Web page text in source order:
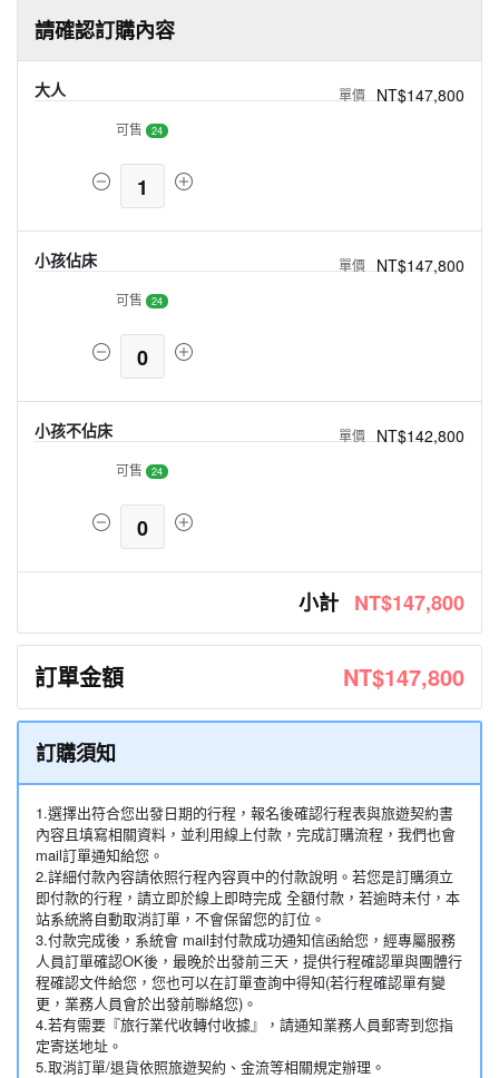
請確認訂購內容
大人 NT$147,800
可售 24
1
小孩佔床 NT$147,800
可售 24
0
小孩不佔床 NT$142,800
可售 24
0
小計 NT$147,800
訂單金額 NT$147,800
訂購須知
1.選擇出符合您出發日期的行程，報名後確認行程表與旅遊契約書
內容且填寫相關資料，並利用線上付款，完成訂購流程，我們也會
mail訂單通知給您。
2.詳細付款內容請依照行程內容頁中的付款說明。若您是訂購須立
即付款的行程，請立即於線上即時完成 全額付款，若逾時未付，本
站系統將自動取消訂單，不會保留您的訂位。
3.付款完成後，系統會 mail封付款成功通知信函給您，經專屬服務
人員訂單確認OK後，最晚於出發前三天，提供行程確認單與團體行
程確認文件給您，您也可以在訂單查詢中得知(若行程確認單有變
更，業務人員會於出發前聯絡您)。
4.若有需要『旅行業代收轉付收據』，請通知業務人員郵寄到您指
定寄送地址。
5.取消訂單/退貨依照旅遊契約、金流等相關規定辦理。